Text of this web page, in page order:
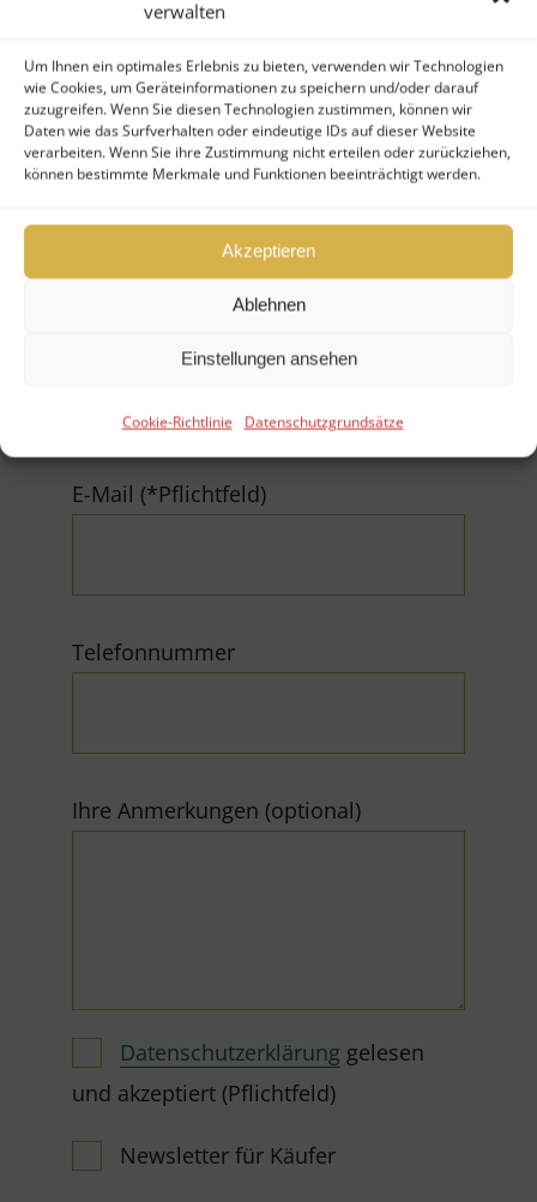
verwalten
Um Ihnen ein optimales Erlebnis zu bieten, verwenden wir Technologien
wie Cookies, um Geräteinformationen zu speichern und/oder darauf
zuzugreifen. Wenn Sie diesen Technologien zustimmen, können wir
Daten wie das Surfverhalten oder eindeutige IDs auf dieser Website
verarbeiten. Wenn Sie ihre Zustimmung nicht erteilen oder zurückziehen,
können bestimmte Merkmale und Funktionen beeinträchtigt werden.
Akzeptieren
Ablehnen
Einstellungen ansehen
Cookie-Richtlinie Datenschutzgrundsätze
Ihr Nachname (*Pflichtfeld)
E-Mail (*Pflichtfeld)
Telefonnummer
Ihre Anmerkungen (optional)
Datenschutzerklärung gelesen
und akzeptiert (Pflichtfeld)
Newsletter für Käufer